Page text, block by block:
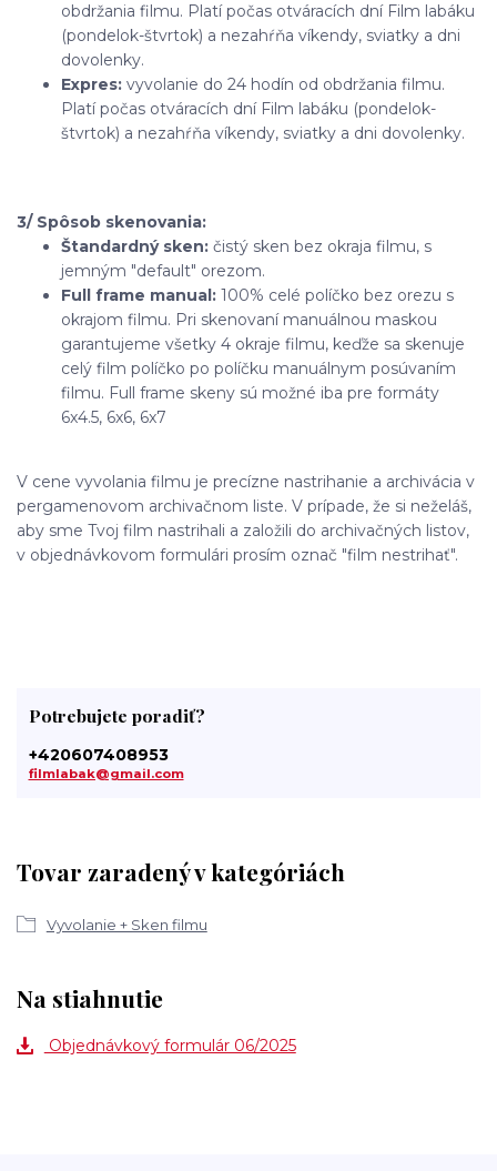
obdržania filmu. Platí počas otváracích dní Film labáku
(pondelok-štvrtok) a nezahŕňa víkendy, sviatky a dni
dovolenky.
Expres: vyvolanie do 24 hodín od obdržania filmu.
Platí počas otváracích dní Film labáku (pondelok-
štvrtok) a nezahŕňa víkendy, sviatky a dni dovolenky.
3/ Spôsob skenovania:
Štandardný sken: čistý sken bez okraja filmu, s
jemným "default" orezom.
Full frame manual: 100% celé políčko bez orezu s
okrajom filmu. Pri skenovaní manuálnou maskou
garantujeme všetky 4 okraje filmu, keďže sa skenuje
celý film políčko po políčku manuálnym posúvaním
filmu. Full frame skeny sú možné iba pre formáty
6x4.5, 6x6, 6x7
V cene vyvolania filmu je precízne nastrihanie a archivácia v
pergamenovom archivačnom liste. V prípade, že si neželáš,
aby sme Tvoj film nastrihali a založili do archivačných listov,
v objednávkovom formulári prosím označ "film nestrihať".
Tovar zaradený v kategóriách
Vyvolanie + Sken filmu
Potrebujete poradiť?
+420607408953
filmlabak@gmail.com
Na stiahnutie
Objednávkový formulár 06/2025